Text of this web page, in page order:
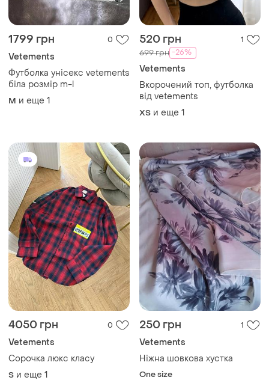
1799 грн 0
Vetements
Футболка унісекс vetements
біла розмір m-l
M и еще 1
520 грн 1
699 грн -26%
Vetements
Вкорочений топ, футболка
від vetements
ХS и еще 1
4050 грн 0
Vetements
Сорочка люкс класу
S и еще 1
250 грн 1
Vetements
Ніжна шовкова хустка
One size